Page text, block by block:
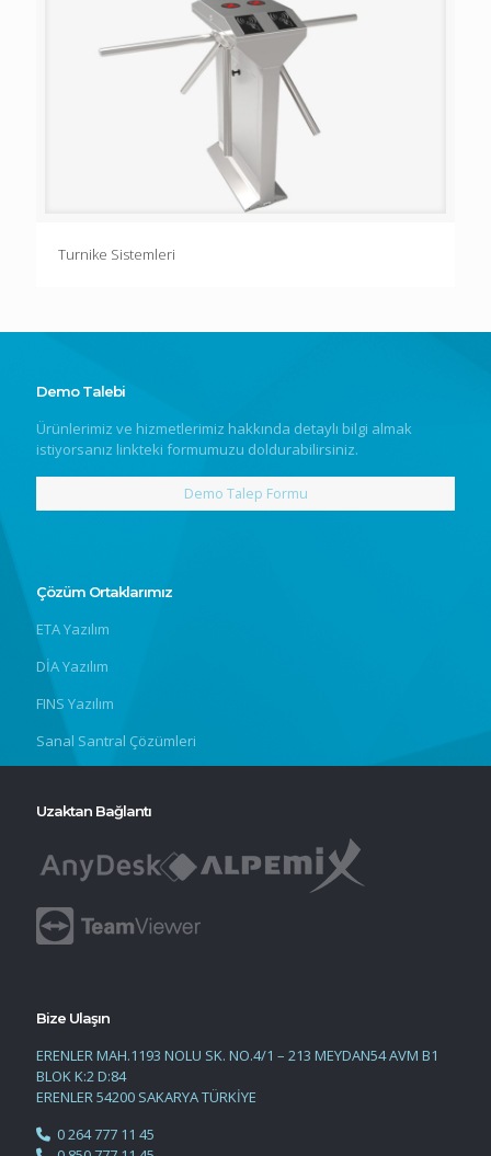
Turnike Sistemleri
Demo Talebi
Ürünlerimiz ve hizmetlerimiz hakkında detaylı bilgi almak
istiyorsanız linkteki formumuzu doldurabilirsiniz.
Demo Talep Formu
Çözüm Ortaklarımız
ETA Yazılım
DİA Yazılım
FINS Yazılım
Sanal Santral Çözümleri
Uzaktan Bağlantı
Bize Ulaşın
ERENLER MAH.1193 NOLU SK. NO.4/1 – 213 MEYDAN54 AVM B1
BLOK K:2 D:84
ERENLER 54200 SAKARYA TÜRKİYE
0 264 777 11 45